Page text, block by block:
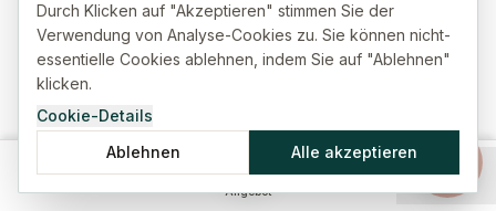
Tauchen
(≤30m)
+20-
30%
€45-€75
steigen
45%
Fallschirmspri +40-
Angebot
Durch Klicken auf "Akzeptieren" stimmen Sie der
Verwendung von Analyse-Cookies zu. Sie können nicht-
essentielle Cookies ablehnen, indem Sie auf "Ablehnen"
klicken.
Cookie-Details
Ablehnen
Alle akzeptieren